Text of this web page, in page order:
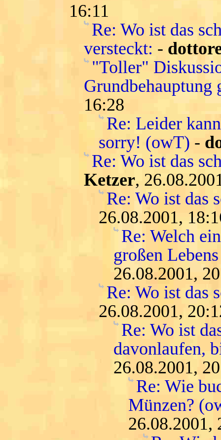
16:11
Re: Wo ist das
versteckt: -
"Toller"
Grundbehauptung
16:28
Re: Leider
sorry! (owT) -
Re: Wo ist das
Ketzer,
Re: Wo ist das
26.08.2001,
Re: Welch
großen
26.08.2001,
Re: Wo ist das
26.08.2001,
Re: Wo ist
davonlaufen,
26.08.2001,
Re: Wie
Münzen?
26.08.2001,